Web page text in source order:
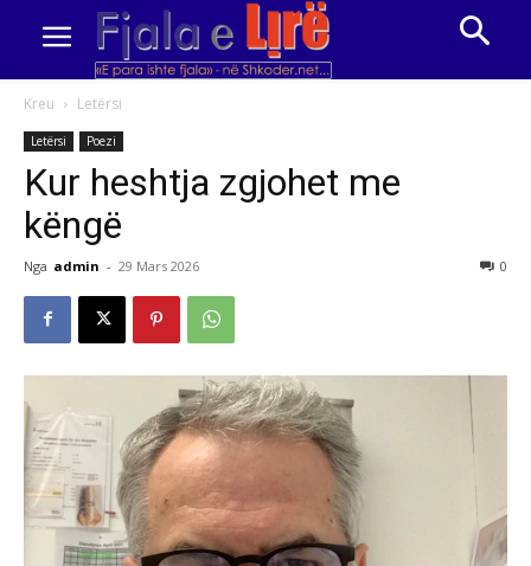
Kreu Letërsi
Letërsi Poezi
Kur heshtja zgjohet me
këngë
Nga admin - 29 Mars 2026 0